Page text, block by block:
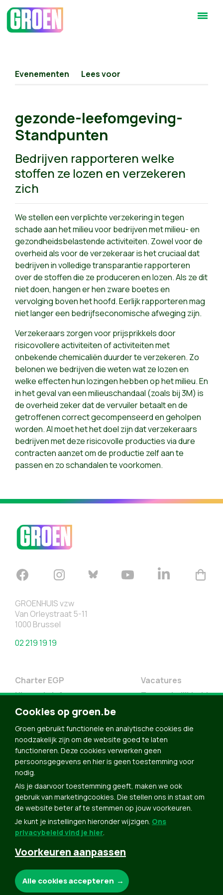
Evenementen Lees voor
gezonde-leefomgeving-
Standpunten
Bedrijven rapporteren welke
stoffen ze lozen en verzekeren
zich
We stellen een verplichte verzekering in tegen
schade aan het milieu voor bedrijven met milieu- en
gezondheidsbelastende activiteiten. Zowel voor de
overheid als voor de verzekeraar is het cruciaal dat
bedrijven in volledige transparantie rapporteren
over de stoffen die ze produceren en lozen. Als ze dit
niet doen, hangen er hen zware boetes en
vervolging boven het hoofd. Eerlijk rapporteren mag
niet langer een bedrijfseconomische afweging zijn.
Verzekeraars zorgen voor prijsprikkels door
risicovollere activiteiten of activiteiten met
onbekende chemicaliën duurder te verzekeren. Zo
belonen we bedrijven die weten wat ze lozen en
welke effecten hun lozingen hebben op het milieu. En
in het geval van een milieuschandaal (zoals bij 3M) is
de overheid zeker dat de vervuiler betaalt en de
getroffenen correct gecompenseerd en geholpen
worden. Al moet het het doel zijn dat verzekeraars
bedrijven met deze risicovolle producties via dure
contracten aanzet om de productie zelf aan te
passen en zo schandalen te voorkomen.
GROENHUIS vzw
Van Orleystraat 5-11
1000 Brussel
02 219 19 19
Charter EGP
Nieuwsbrief
Doe Mee
Contact
Groen in je buurt
Meldpunt
Vacatures
Toegankelijkheid
Word lid
Agenda
Bekijk kalender
Verleng je lidmaatschap
Programma oktober 2024
Programma juni 2024
Downloads
Webshop
Cookies op groen.be
Groen gebruikt functionele en analytische cookies die
noodzakelijk zijn om de website goed te laten
functioneren. Deze cookies verwerken geen
persoonsgegevens en hier is geen toestemming voor
nodig.
Als je daarvoor toestemming geeft, maken we ook
gebruik van marketingcookies. Die stellen ons in staat om
de website beter af te stemmen op jouw voorkeuren.
Je kunt je instellingen hieronder wijzigen. Ons
privacybeleid vind je hier.
Voorkeuren aanpassen
Alle cookies accepteren